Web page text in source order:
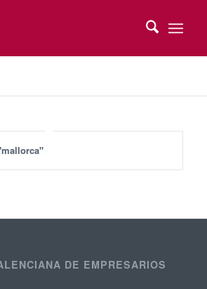
DE EMPRESARIOS